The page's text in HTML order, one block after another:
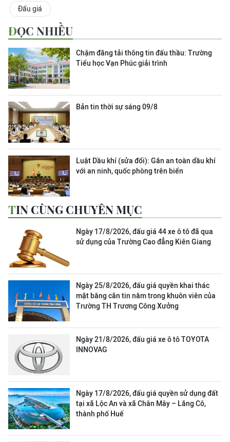
Đấu giá
ĐỌC NHIỀU
Chậm đăng tải thông tin đấu thầu: Trường
Tiểu học Vạn Phúc giải trình
Bản tin thời sự sáng 09/8
Luật Dầu khí (sửa đổi): Gắn an toàn dầu khí
với an ninh, quốc phòng trên biển
TIN CÙNG CHUYÊN MỤC
Ngày 17/8/2026, đấu giá 44 xe ô tô đã qua
sử dụng của Trường Cao đẳng Kiên Giang
Ngày 25/8/2026, đấu giá quyền khai thác
mặt bằng căn tin nằm trong khuôn viên của
Trường TH Trương Công Xưởng
Ngày 21/8/2026, đấu giá xe ô tô TOYOTA
INNOVAG
Ngày 17/8/2026, đấu giá quyền sử dụng đất
tại xã Lộc An và xã Chân Mây – Lăng Cô,
thành phố Huế